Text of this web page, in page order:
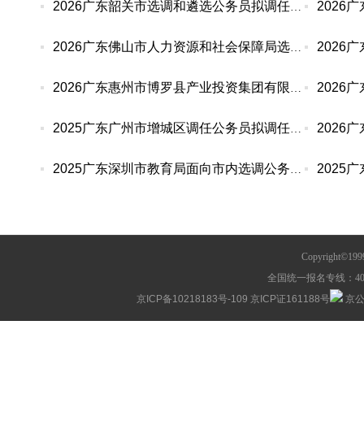
2026广东韶关市选调和遴选公务员拟调任（转任）人
2026广东佛山市人力资源和社会保障局选调公务员公示
2026广东惠州市博罗县产业投资集团有限公司所属企
2025广东广州市增城区调任公务员拟调任人选公示
2025广东深圳市教育局面向市内选调公务员拟选调人
全国统一报名专线：
京ICP备10218183号-109 京ICP证161188号 京